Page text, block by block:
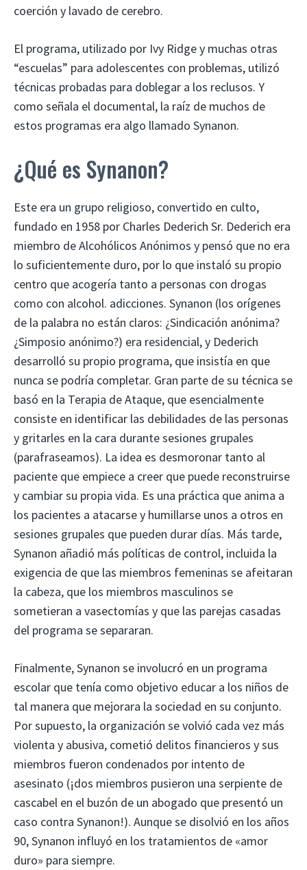
coerción y lavado de cerebro.
El programa, utilizado por Ivy Ridge y muchas otras
“escuelas” para adolescentes con problemas, utilizó
técnicas probadas para doblegar a los reclusos. Y
como señala el documental, la raíz de muchos de
estos programas era algo llamado Synanon.
¿Qué es Synanon?
Este era un grupo religioso, convertido en culto,
fundado en 1958 por Charles Dederich Sr. Dederich era
miembro de Alcohólicos Anónimos y pensó que no era
lo suficientemente duro, por lo que instaló su propio
centro que acogería tanto a personas con drogas
como con alcohol. adicciones. Synanon (los orígenes
de la palabra no están claros: ¿Sindicación anónima?
¿Simposio anónimo?) era residencial, y Dederich
desarrolló su propio programa, que insistía en que
nunca se podría completar. Gran parte de su técnica se
basó en la Terapia de Ataque, que esencialmente
consiste en identificar las debilidades de las personas
y gritarles en la cara durante sesiones grupales
(parafraseamos). La idea es desmoronar tanto al
paciente que empiece a creer que puede reconstruirse
y cambiar su propia vida. Es una práctica que anima a
los pacientes a atacarse y humillarse unos a otros en
sesiones grupales que pueden durar días. Más tarde,
Synanon añadió más políticas de control, incluida la
exigencia de que las miembros femeninas se afeitaran
la cabeza, que los miembros masculinos se
sometieran a vasectomías y que las parejas casadas
del programa se separaran.
Finalmente, Synanon se involucró en un programa
escolar que tenía como objetivo educar a los niños de
tal manera que mejorara la sociedad en su conjunto.
Por supuesto, la organización se volvió cada vez más
violenta y abusiva, cometió delitos financieros y sus
miembros fueron condenados por intento de
asesinato (¡dos miembros pusieron una serpiente de
cascabel en el buzón de un abogado que presentó un
caso contra Synanon!). Aunque se disolvió en los años
90, Synanon influyó en los tratamientos de «amor
duro» para siempre.